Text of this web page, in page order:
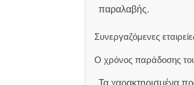
παραλαβής.
Συνεργαζόμενες
Ο χρόνος παράδοσης του
Τα χαρακτηρισμένα